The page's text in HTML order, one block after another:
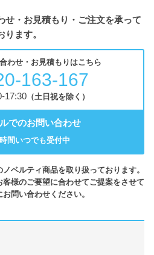
せ・お見積もり・ご注文を承って
ります。
わせ・お見積もりはこちら
163-167
17:30（土日祝を除く）
でのお問い合わせ
時間いつでも受付中
ベルティ商品を取り扱っております。
様のご要望に合わせてご提案をさせて
問い合わせください。